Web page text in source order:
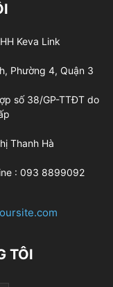
Keva Link
Phường 4, Quận 3
số 38/GP-TTĐT do
Thanh Hà
: 093 8899092
TÔI